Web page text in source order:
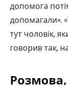
допомога
допомагали».
тут чоловік,
говорив так,
Розмова,